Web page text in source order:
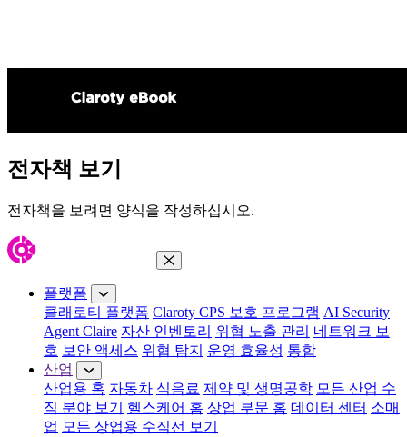
전자책 보기
전자책을 보려면 양식을 작성하십시오.
메뉴 닫기
플랫폼
클래로티 플랫폼 Claroty CPS 보호 프로그램 AI Security
Agent Claire 자산 인벤토리 위협 노출 관리 네트워크 보
호 보안 액세스 위협 탐지 운영 효율성 통합
산업
산업용 홈 자동차 식음료 제약 및 생명공학 모든 산업 수
직 분야 보기
헬스케어 홈 상업 부문 홈 데이터 센터 소매
업 모든 상업용 수직선 보기